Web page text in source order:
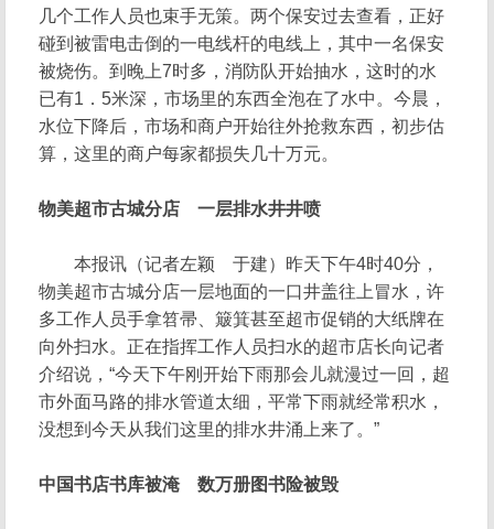
几个工作人员也束手无策。两个保安过去查看，正好
碰到被雷电击倒的一电线杆的电线上，其中一名保安
被烧伤。到晚上7时多，消防队开始抽水，这时的水
已有1．5米深，市场里的东西全泡在了水中。今晨，
水位下降后，市场和商户开始往外抢救东西，初步估
算，这里的商户每家都损失几十万元。
物美超市古城分店 一层排水井井喷
本报讯（记者左颖 于建）昨天下午4时40分，
物美超市古城分店一层地面的一口井盖往上冒水，许
多工作人员手拿笤帚、簸箕甚至超市促销的大纸牌在
向外扫水。正在指挥工作人员扫水的超市店长向记者
介绍说，“今天下午刚开始下雨那会儿就漫过一回，超
市外面马路的排水管道太细，平常下雨就经常积水，
没想到今天从我们这里的排水井涌上来了。”
中国书店书库被淹 数万册图书险被毁